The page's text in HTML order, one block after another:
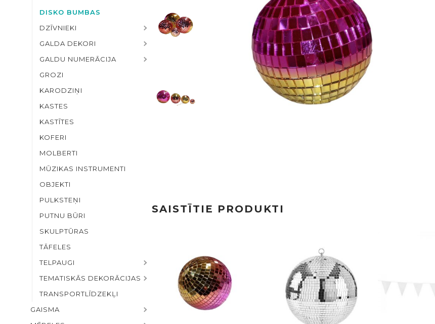
DISKO BUMBAS
DZĪVNIEKI
GALDA DEKORI
GALDU NUMERĀCIJA
GROZI
KARODZIŅI
KASTES
KASTĪTES
KOFERI
MOLBERTI
MŪZIKAS INSTRUMENTI
OBJEKTI
PULKSTEŅI
PUTNU BŪRI
SKULPTŪRAS
TĀFELES
TELPAUGI
TEMATISKĀS DEKORĀCIJAS
TRANSPORTLĪDZEKĻI
GAISMA
SAISTĪTIE PRODUKTI